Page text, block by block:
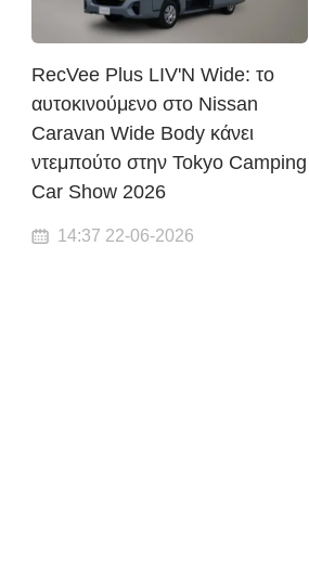
RecVee Plus LIV'N Wide: το
αυτοκινούμενο στο Nissan
Caravan Wide Body κάνει
ντεμπούτο στην Tokyo Camping
Car Show 2026
14:37 22-06-2026